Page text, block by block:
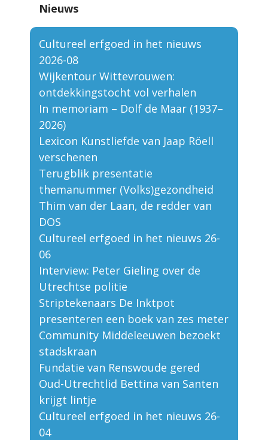
Nieuws
Cultureel erfgoed in het nieuws
2026-08
Wijkentour Wittevrouwen:
ontdekkingstocht vol verhalen
In memoriam – Dolf de Maar (1937–
2026)
Lexicon Kunstliefde van Jaap Röell
verschenen
Terugblik presentatie
themanummer (Volks)gezondheid
Thim van der Laan, de redder van
DOS
Cultureel erfgoed in het nieuws 26-
06
Interview: Peter Gieling over de
Utrechtse politie
Striptekenaars De Inktpot
presenteren een boek van zes meter
Community Middeleeuwen bezoekt
stadskraan
Fundatie van Renswoude gered
Oud-Utrechtlid Bettina van Santen
krijgt lintje
Cultureel erfgoed in het nieuws 26-
04